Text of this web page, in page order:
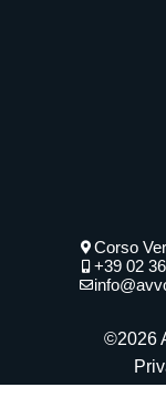
Corso
+39 02
©2026